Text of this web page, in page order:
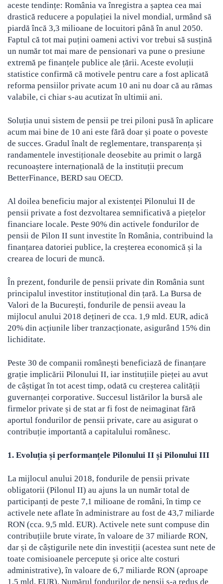
aceste tendințe: România va înregistra a șaptea cea mai
drastică reducere a populației la nivel mondial, urmând să
piardă încă 3,3 milioane de locuitori până în anul 2050.
Faptul că tot mai puțini oameni activi vor trebui să susțină
un număr tot mai mare de pensionari va pune o presiune
extremă pe finanțele publice ale țării. Aceste evoluții
statistice confirmă că motivele pentru care a fost aplicată
reforma pensiilor private acum 10 ani nu doar că au rămas
valabile, ci chiar s-au acutizat în ultimii ani.
Soluția unui sistem de pensii pe trei piloni pusă în aplicare
acum mai bine de 10 ani este fără doar și poate o poveste
de succes. Gradul înalt de reglementare, transparența și
randamentele investiționale deosebite au primit o largă
recunoaștere internațională de la instituții precum
BetterFinance, BERD sau OECD.
Al doilea beneficiu major al existenței Pilonului II de
pensii private a fost dezvoltarea semnificativă a piețelor
financiare locale. Peste 90% din activele fondurilor de
pensii de Pilon II sunt investite în România, contribuind la
finanțarea datoriei publice, la creșterea economică și la
crearea de locuri de muncă.
În prezent, fondurile de pensii private din România sunt
principalul investitor instituțional din țară. La Bursa de
Valori de la București, fondurile de pensii aveau la
mijlocul anului 2018 dețineri de cca. 1,9 mld. EUR, adică
20% din acțiunile liber tranzacționate, asigurând 15% din
lichiditate.
Peste 30 de companii românești beneficiază de finanțare
grație implicării Pilonului II, iar instituțiile pieței au avut
de câștigat în tot acest timp, odată cu creșterea calității
guvernanței corporative. Succesul listărilor la bursă ale
firmelor private și de stat ar fi fost de neimaginat fără
aportul fondurilor de pensii private, care au asigurat o
contribuție importantă a capitalului românesc.
1. Evoluția și performanțele Pilonului II și Pilonului III
La mijlocul anului 2018, fondurile de pensii private
obligatorii (Pilonul II) au ajuns la un număr total de
participanți de peste 7,1 milioane de români, în timp ce
activele nete aflate în administrare au fost de 43,7 miliarde
RON (cca. 9,5 mld. EUR). Activele nete sunt compuse din
contribuțiile brute virate, în valoare de 37 miliarde RON,
dar și de câștigurile nete din investiții (acestea sunt nete de
toate comisioanele percepute și orice alte costuri
administrative), în valoare de 6,7 miliarde RON (aproape
1,5 mld. EUR). Numărul fondurilor de pensii s-a redus de